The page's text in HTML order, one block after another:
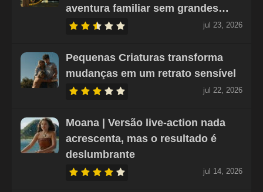
aventura familiar sem grandes…
jul 23, 2026
Pequenas Criaturas transforma
mudanças em um retrato sensível
jul 22, 2026
Moana | Versão live-action nada
acrescenta, mas o resultado é
deslumbrante
jul 14, 2026